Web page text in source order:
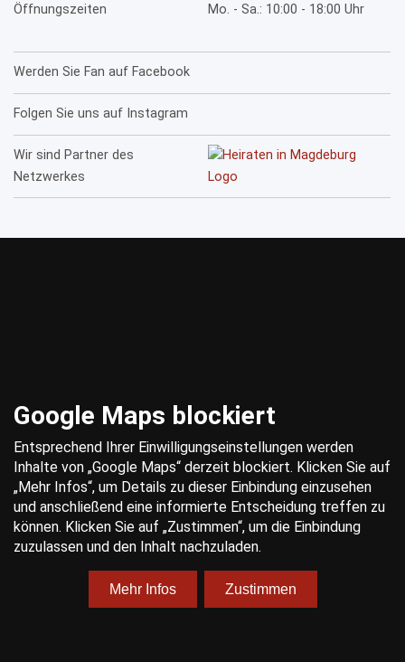
Öffnungszeiten Mo. - Sa.: 10:00 - 18:00 Uhr
Werden Sie Fan auf Facebook
Folgen Sie uns auf Instagram
Wir sind Partner des
Netzwerkes